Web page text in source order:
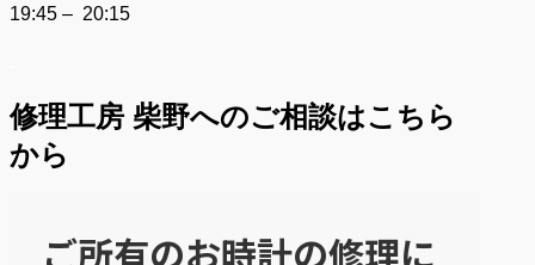
19:45 – 20:15
修理工房 柴野へのご相談はこちら
から